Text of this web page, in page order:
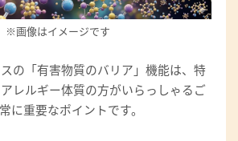
※画像はイメージです
の「有害物質のバリア」機能は、特
レルギー体質の方がいらっしゃるご
に重要なポイントです。